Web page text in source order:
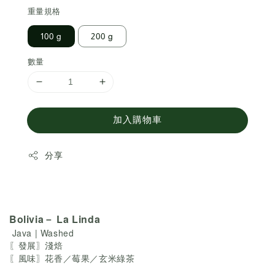
重量規格
100 g 200 g
數量
加入購物車
分享
Bolivia－ La Linda
Java | Washed
〖發展〗淺焙
〖風味〗花香／莓果／玄米綠茶